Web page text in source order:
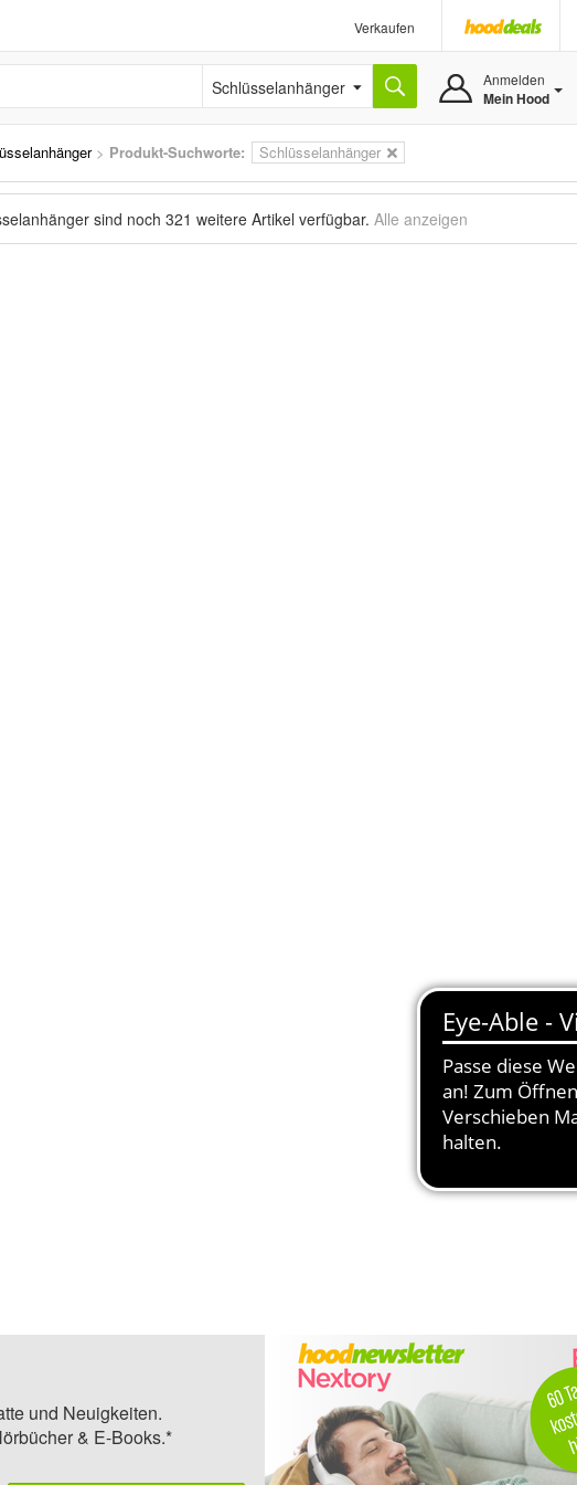
Verkaufen
Schlüsselanhänger Anmelden
Mein Hood
> Produkt-Suchworte: Schlüsselanhänger
sind noch 321 weitere Artikel verfügbar. Alle anzeigen
und Neuigkeiten.
& E-Books.*